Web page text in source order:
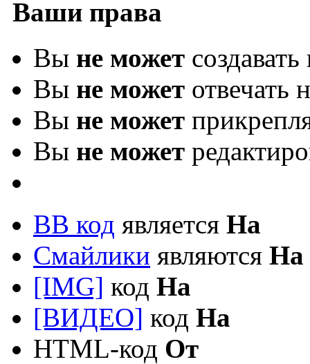
Ваши права
Вы не может
Вы не может отвечать
Вы не может
Вы не может
BB код является На
Смайлики являются На
[IMG] код На
[ВИДЕО] код На
HTML-код От